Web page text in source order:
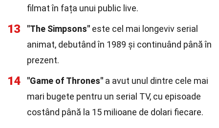
filmat în fața unui public live.
13 "The Simpsons" este cel mai longeviv serial
animat, debutând în 1989 și continuând până în
prezent.
14 "Game of Thrones" a avut unul dintre cele mai
mari bugete pentru un serial TV, cu episoade
costând până la 15 milioane de dolari fiecare.